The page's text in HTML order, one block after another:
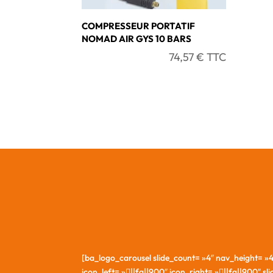
COMPRESSEUR PORTATIF
NOMAD AIR GYS 10 BARS
74,57€ TTC
[ba_logo_carousel slide_count= »4″